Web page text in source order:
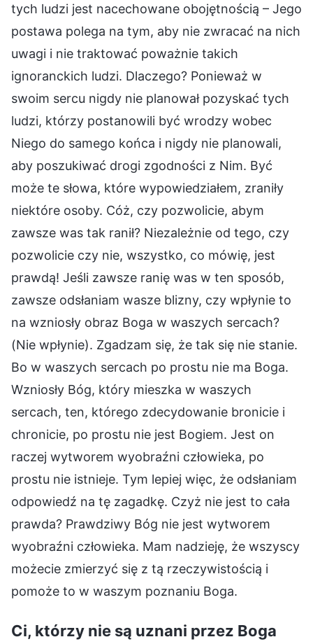
tych ludzi jest nacechowane obojętnością – Jego
postawa polega na tym, aby nie zwracać na nich
uwagi i nie traktować poważnie takich
ignoranckich ludzi. Dlaczego? Ponieważ w
swoim sercu nigdy nie planował pozyskać tych
ludzi, którzy postanowili być wrodzy wobec
Niego do samego końca i nigdy nie planowali,
aby poszukiwać drogi zgodności z Nim. Być
może te słowa, które wypowiedziałem, zraniły
niektóre osoby. Cóż, czy pozwolicie, abym
zawsze was tak ranił? Niezależnie od tego, czy
pozwolicie czy nie, wszystko, co mówię, jest
prawdą! Jeśli zawsze ranię was w ten sposób,
zawsze odsłaniam wasze blizny, czy wpłynie to
na wzniosły obraz Boga w waszych sercach?
(Nie wpłynie). Zgadzam się, że tak się nie stanie.
Bo w waszych sercach po prostu nie ma Boga.
Wzniosły Bóg, który mieszka w waszych
sercach, ten, którego zdecydowanie bronicie i
chronicie, po prostu nie jest Bogiem. Jest on
raczej wytworem wyobraźni człowieka, po
prostu nie istnieje. Tym lepiej więc, że odsłaniam
odpowiedź na tę zagadkę. Czyż nie jest to cała
prawda? Prawdziwy Bóg nie jest wytworem
wyobraźni człowieka. Mam nadzieję, że wszyscy
możecie zmierzyć się z tą rzeczywistością i
pomoże to w waszym poznaniu Boga.
Ci, którzy nie są uznani przez Boga